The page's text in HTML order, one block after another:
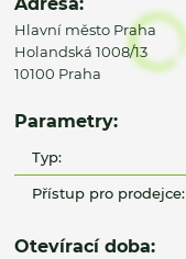
Hlavní město Praha
Holandská 1008/13
10100 Praha
Parametry:
Typ:
Přístup pro prodejce:
Otevírací doba: